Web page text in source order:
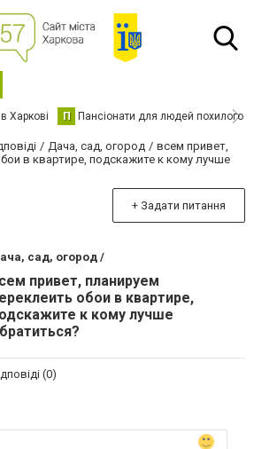
Харкові П Пансіонати для людей похилого
Дача, сад, огород
всем привет,
в квартире, подскажите к кому лучше
+ Задати питання
сад, огород /
привет, планируем
обои в квартире,
к кому лучше
(0)